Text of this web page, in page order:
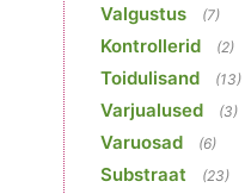
Valgustus (7)
Kontrollerid (2)
Toidulisand (13)
Varjualused (3)
Varuosad (6)
Substraat (23)